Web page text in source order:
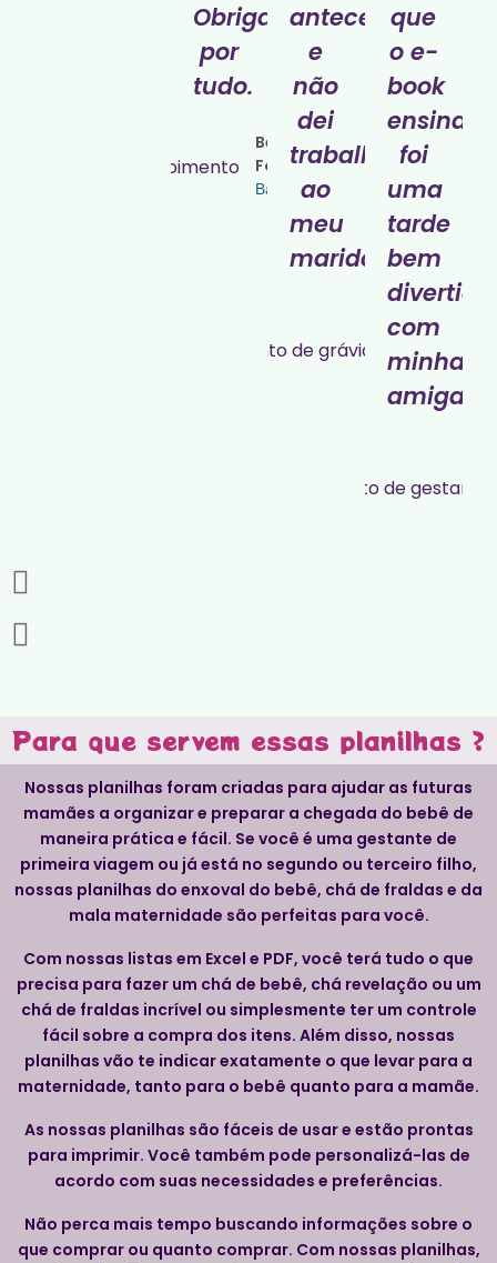
Obrigada
por
tudo.
Beatriz
Fonseca
Bahia
antecedência
e
não
dei
trabalho
ao
meu
marido.
Santana
Rio de
janeiro
que
o e-
book
ensina),
foi
uma
tarde
bem
divertida
com
minhas
amigas.
Para que servem essas planilhas ?
Nossas planilhas foram criadas para ajudar as futuras
mamães a organizar e preparar a chegada do bebê de
maneira prática e fácil. Se você é uma gestante de
primeira viagem ou já está no segundo ou terceiro filho,
nossas planilhas do enxoval do bebê, chá de fraldas e da
mala maternidade são perfeitas para você.
Com nossas listas em Excel e PDF, você terá tudo o que
precisa para fazer um chá de bebê, chá revelação ou um
chá de fraldas incrível ou simplesmente ter um controle
fácil sobre a compra dos itens. Além disso, nossas
planilhas vão te indicar exatamente o que levar para a
maternidade, tanto para o bebê quanto para a mamãe.
As nossas planilhas são fáceis de usar e estão prontas
para imprimir. Você também pode personalizá-las de
acordo com suas necessidades e preferências.
Não perca mais tempo buscando informações sobre o
que comprar ou quanto comprar. Com nossas planilhas,